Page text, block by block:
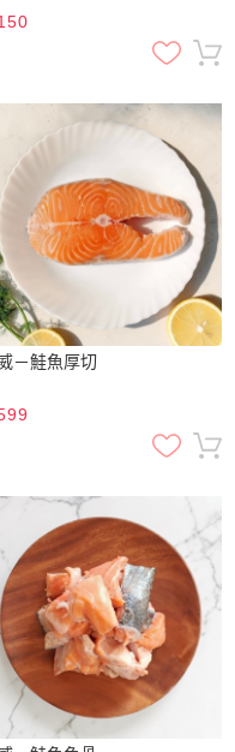
－鮭魚厚切